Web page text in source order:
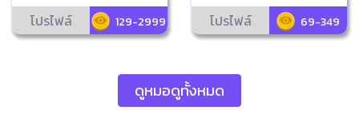
กษ์มงคล, ดูเลขมงคล,
ไพ่ความรัก, สิบลัคนา, ไ
โปรไฟล์ 129-2999 โปรไฟล์ 69-349
ดูหมอดูทั้งหมด